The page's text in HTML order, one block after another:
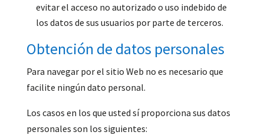
evitar el acceso no autorizado o uso indebido de
los datos de sus usuarios por parte de terceros.
Obtención de datos personales
Para navegar por el sitio Web no es necesario que
facilite ningún dato personal.
Los casos en los que usted sí proporciona sus datos
personales son los siguientes: